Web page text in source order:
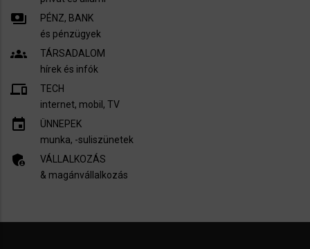
payments
PÉNZ, BANK
és pénzügyek
groups
TÁRSADALOM
hírek és infók
devices
TECH
internet, mobil, TV​
insert_invitation
ÜNNEPEK
munka, -suliszünetek
admin_panel_settings
VÁLLALKOZÁS
& magánvállalkozás